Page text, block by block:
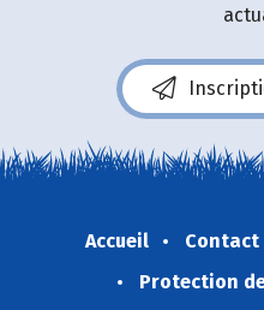
Accueil Contact
Protection